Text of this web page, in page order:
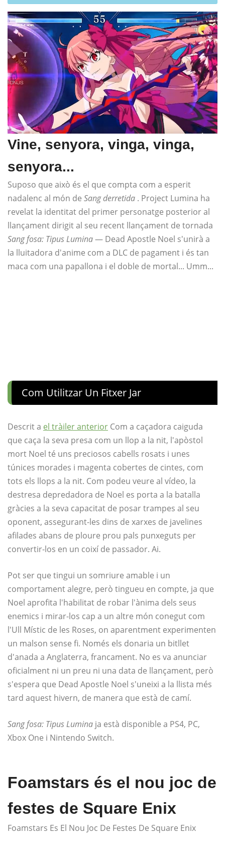
Vine, senyora, vinga, vinga,
senyora...
Suposo que això és el que compta com a esperit
nadalenc al món de Sang derretida . Project Lumina ha
revelat la identitat del primer personatge posterior al
llançament dirigit al seu recent llançament de tornada
Sang fosa: Tipus Lumina— Dead Apostle Noel s'unirà a
la lluitadora d'anime com a DLC de pagament i és tan
maca com una papallona i el doble de mortal... Umm...
Com Utilitzar Un Fitxer Jar
Descrit a el tràiler anterior Com a caçadora caiguda
que caça la seva presa com un llop a la nit, l'apòstol
mort Noel té uns preciosos cabells rosats i unes
túnices morades i magenta cobertes de cintes, com
tots els llops a la nit. Com podeu veure al vídeo, la
destresa depredadora de Noel es porta a la batalla
gràcies a la seva capacitat de posar trampes al seu
oponent, assegurant-les dins de xarxes de javelines
afilades abans de ploure prou pals punxeguts per
convertir-los en un coixí de passador. Ai.
Pot ser que tingui un somriure amable i un
comportament alegre, però tingueu en compte, ja que
Noel aprofita l'habilitat de robar l'ànima dels seus
enemics i mirar-los cap a un altre món conegut com
l'Ull Místic de les Roses, on aparentment experimenten
un malson sense fi. Només els donaria un bitllet
d'anada a Anglaterra, francament. No es va anunciar
oficialment ni un preu ni una data de llançament, però
s'espera que Dead Apostle Noel s'uneixi a la llista més
tard aquest hivern, de manera que està de camí.
Sang fosa: Tipus Lumina ja està disponible a PS4, PC,
Xbox One i Nintendo Switch.
Foamstars és el nou joc de
festes de Square Enix
Foamstars Es El Nou Joc De Festes De Square Enix